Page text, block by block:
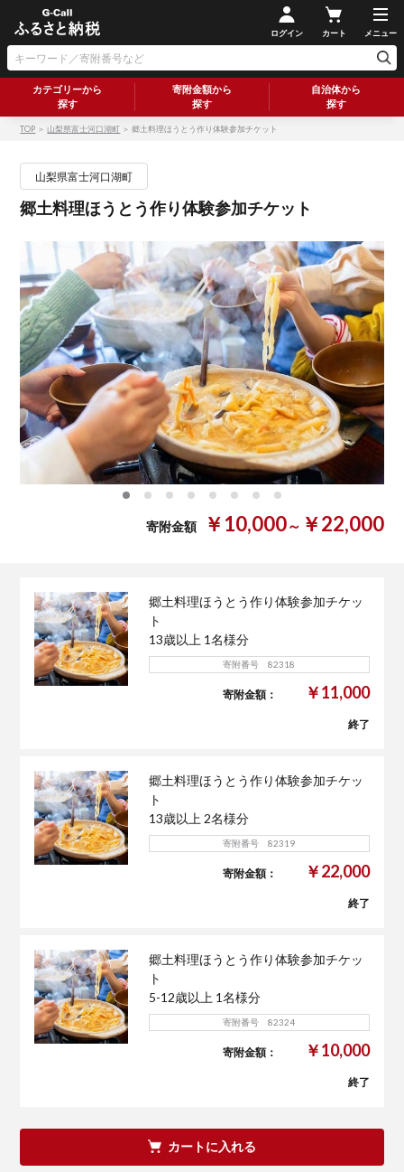
ログイン カート メニュー
カテゴリーから
探す
寄附金額から
探す
自治体から
探す
TOP ＞山梨県富士河口湖町 ＞ 郷土料理ほうとう作り体験参加チケット
山梨県富士河口湖町
郷土料理ほうとう作り体験参加チケット
寄附金額 ￥10,000～ ￥22,000
郷土料理ほうとう作り体験参加チケッ
ト
13歳以上 1名様分
寄附番号 82318
寄附金額： ￥11,000
終了
郷土料理ほうとう作り体験参加チケッ
ト
13歳以上 2名様分
寄附番号 82319
寄附金額： ￥22,000
終了
郷土料理ほうとう作り体験参加チケッ
ト
5-12歳以上 1名様分
寄附番号 82324
寄附金額： ￥10,000
終了
カートに入れる